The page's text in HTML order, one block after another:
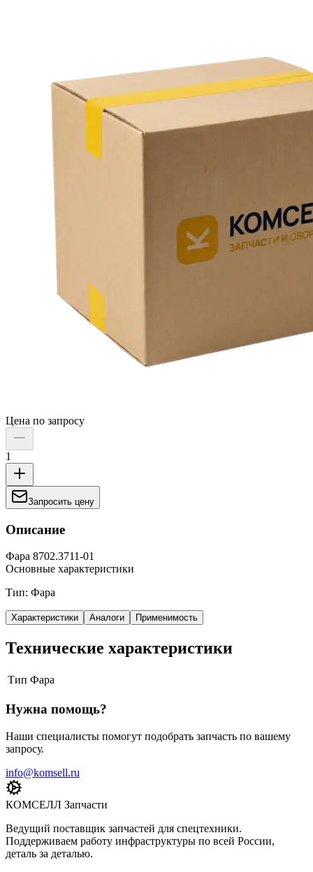
Цена по запросу
1
Запросить цену
Описание
Фара 8702.3711-01
Основные характеристики
Тип: Фара
Характеристики Аналоги Применимость
Технические характеристики
Тип Фара
Нужна помощь?
Наши специалисты помогут подобрать запчасть по вашему
запросу.
info@komsell.ru
КОМСЕЛЛ Запчасти
Ведущий поставщик запчастей для спецтехники.
Поддерживаем работу инфраструктуры по всей России,
деталь за деталью.